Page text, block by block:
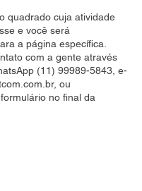
quadrado cuja atividade
e você será
a página específica.
com a gente através
(11) 99989-5843 , e-
, ou
no final da